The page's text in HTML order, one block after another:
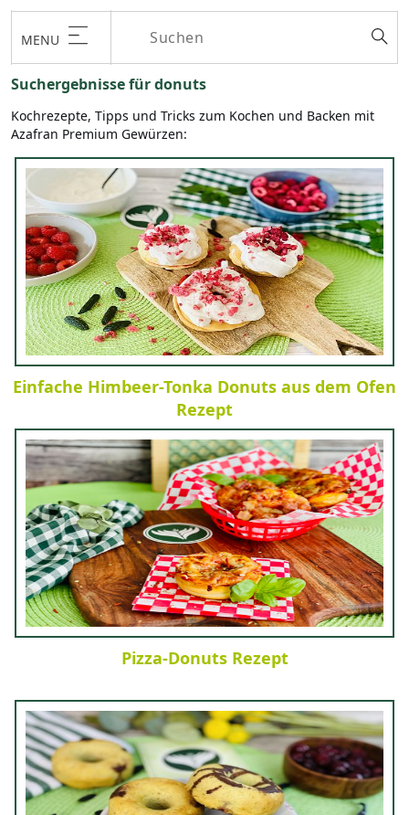
MENU
Suchergebnisse für donuts
Kochrezepte, Tipps und Tricks zum Kochen und Backen mit
Azafran Premium Gewürzen:
Einfache Himbeer-Tonka Donuts aus dem Ofen
Rezept
Pizza-Donuts Rezept